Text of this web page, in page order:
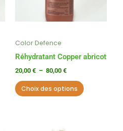
Color Defence
Réhydratant Copper abricot
20,00 € – 80,00 €
Choix des options
peuvent
choisies
sur
la
page
du